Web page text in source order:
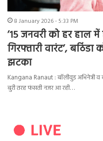
8 January 2026 - 5:33 PM
’15 जनवरी को हर हाल में
गिरफ्तारी वारंट’,
झटका
Kangana Ranaut : बॉलीवुड अभिनेत्री
बुरी तरह फंसती नजर आ रही…